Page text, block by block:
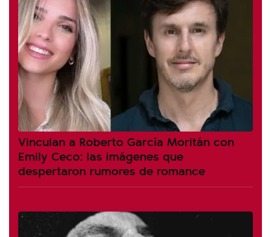
Vinculan a Roberto García Moritán con
Emily Ceco: las imágenes que
despertaron rumores de romance